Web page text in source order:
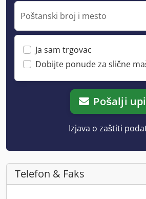
Poštanski broj i mesto
Ja sam trgovac
Dobijte ponude za slične
Pošalji
Izjava o zaštiti
Telefon & Faks